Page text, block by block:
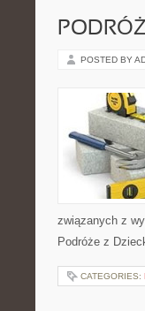
POSTED BY
związanych z
Podróże z
CATEGORIES: